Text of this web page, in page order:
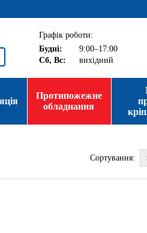
Графік роботи:
Будні:
9:00–17:00
Сб, Вс:
вихідний
Протипожежне
обладнання
Сортування: